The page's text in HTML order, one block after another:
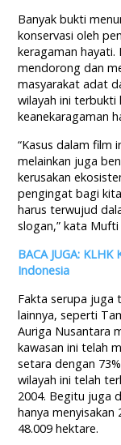
Banyak bukti
konservasi oleh
keragaman
mendorong dan
masyarakat adat
wilayah ini terbukti
keanekaragaman
“Kasus dalam film
melainkan juga
kerusakan
pengingat bagi
harus terwujud
slogan,” kata
BACA JUGA:
Indonesia
Fakta serupa juga
lainnya, seperti
Auriga Nusantara
kawasan ini telah
setara dengan
wilayah ini telah
2004. Begitu juga
hanya
48.009 hektare.